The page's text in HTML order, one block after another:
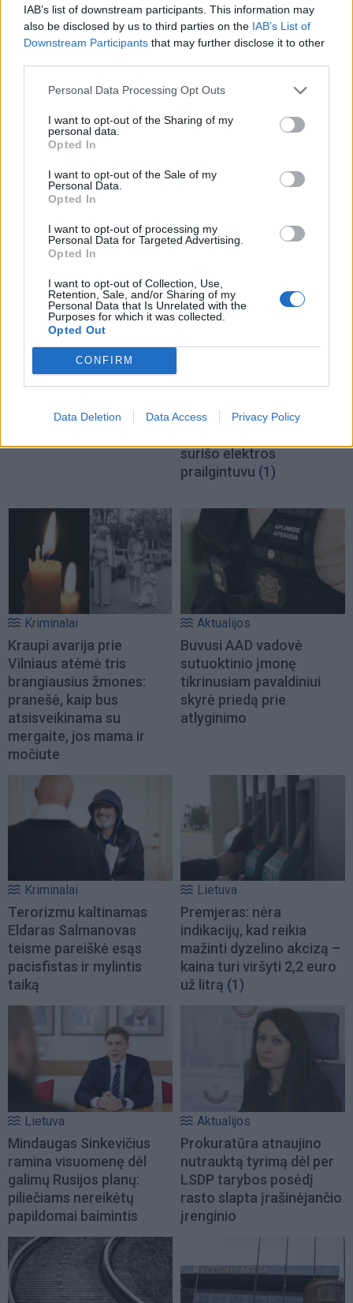
IAB’s list of downstream participants. This information may
also be disclosed by us to third parties on the IAB’s List of
Downstream Participants that may further disclose it to other
Personal Data Processing Opt Outs
I want to opt-out of the Sharing of my
personal data.
Opted In
I want to opt-out of the Sale of my
Personal Data.
Opted In
I want to opt-out of processing my
Personal Data for Targeted Advertising.
Opted In
I want to opt-out of Collection, Use,
Retention, Sale, and/or Sharing of my
Personal Data that Is Unrelated with the
Purposes for which it was collected.
Opted Out
CONFIRM
Data Deletion Data Access Privacy Policy
Podkastai
Į Klaipėdą iš emigracijos
Kučinskienė įvardijo
sutramdytą agresyvų
surišo elektros
prailgintuvu (1)
Kriminalai
Kraupi avarija prie
Vilniaus atėmė tris
brangiausius žmones:
pranešė, kaip bus
atsisveikinama su
mergaite, jos mama ir
močiute
Aktualijos
Buvusi AAD vadovė
sutuoktinio įmonę
tikrinusiam pavaldiniui
skyrė priedą prie
atlyginimo
Kriminalai
Terorizmu kaltinamas
Eldaras Salmanovas
teisme pareiškė esąs
pacisfistas ir mylintis
taiką
Lietuva
Premjeras: nėra
indikacijų, kad reikia
mažinti dyzelino akcizą –
kaina turi viršyti 2,2 euro
už litrą (1)
Lietuva
Mindaugas Sinkevičius
ramina visuomenę dėl
galimų Rusijos planų:
piliečiams nereikėtų
papildomai baimintis
Aktualijos
Prokuratūra atnaujino
nutrauktą tyrimą dėl per
LSDP tarybos posėdį
rasto slapta įrašinėjančio
įrenginio